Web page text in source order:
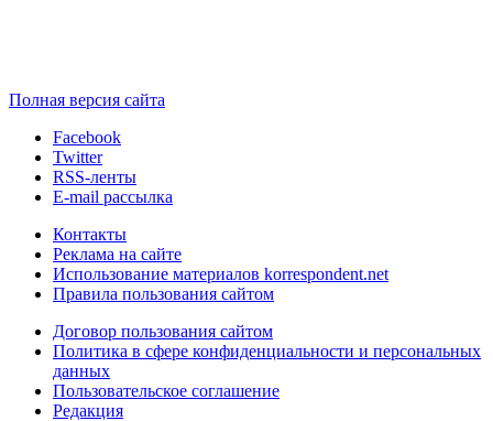
Полная версия сайта
Facebook
Twitter
RSS-ленты
E-mail рассылка
Контакты
Реклама на сайте
Использование материалов korrespondent.net
Правила пользования сайтом
Договор пользования сайтом
Политика в сфере конфиденциальности и персональных
данных
Пользовательское соглашение
Редакция